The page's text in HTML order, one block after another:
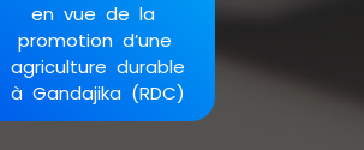
en vue de la
promotion d’une
agriculture durable
à Gandajika (RDC)